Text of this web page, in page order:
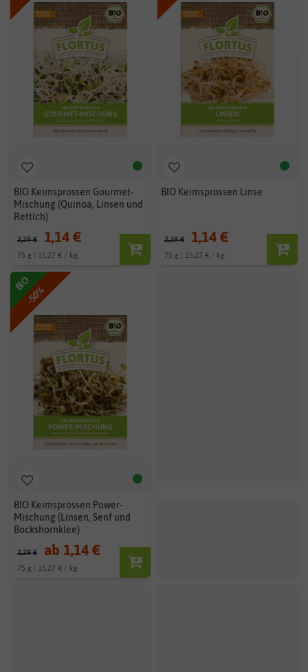
BIO Keimsprossen Gourmet-
Mischung (Quinoa, Linsen und
Rettich)
2,29 € 1,14 €
75 g | 15,27 € / kg
BIO Keimsprossen Linse
2,29 € 1,14 €
75 g | 15,27 € / kg
-50%
BIO
BIO Keimsprossen Power-
Mischung (Linsen, Senf und
Bockshornklee)
2,29 € ab 1,14 €
75 g | 15,27 € / kg